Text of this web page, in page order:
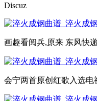
Discuz
画趣看阅兵,原来 东风快
会宁两首原创红歌入选电